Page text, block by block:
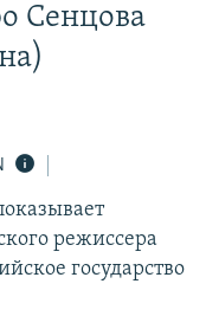
Сенцова
режиссера
государство